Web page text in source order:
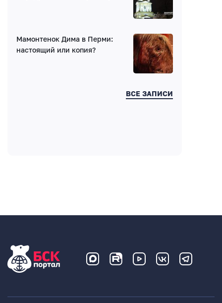
Введите код:
Мамонтенок Дима в Перми:
настоящий или копия?
ВСЕ ЗАПИСИ